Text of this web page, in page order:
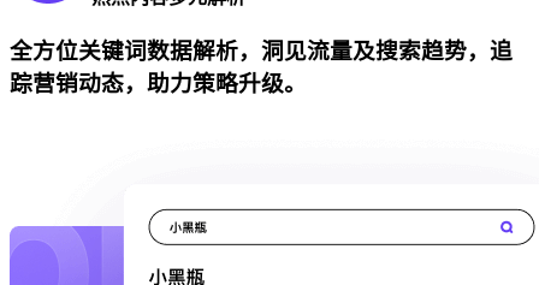
全方位关键词数据解析，洞见流量及搜索趋势，追
踪营销动态，助力策略升级。